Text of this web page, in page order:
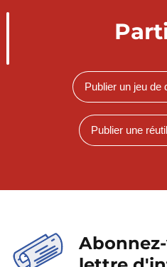
Publier un jeu de
Publier une